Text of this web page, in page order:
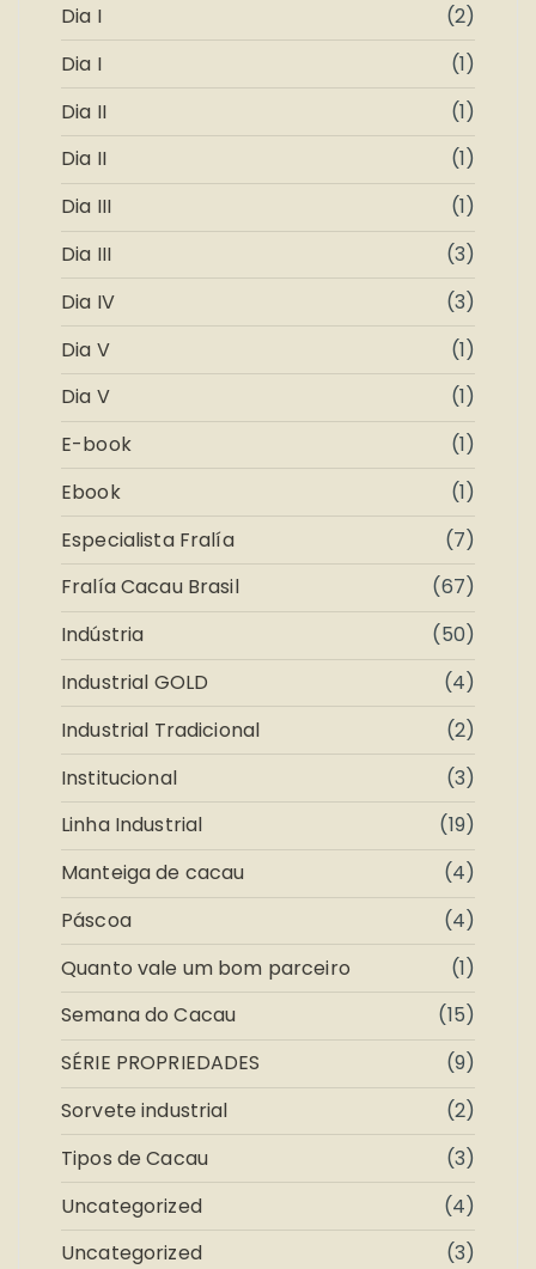
Dia I
(2)
Dia I
(1)
Dia II
(1)
Dia II
(1)
Dia III
(1)
Dia III
(3)
Dia IV
(3)
Dia V
(1)
Dia V
(1)
E-book
(1)
Ebook
(1)
Especialista Fralía
(7)
Fralía Cacau Brasil
(67)
Indústria
(50)
Industrial GOLD
(4)
Industrial Tradicional
(2)
Institucional
(3)
Linha Industrial
(19)
Manteiga de cacau
(4)
Páscoa
(4)
Quanto vale um bom parceiro
(1)
Semana do Cacau
(15)
SÉRIE PROPRIEDADES
(9)
Sorvete industrial
(2)
Tipos de Cacau
(3)
Uncategorized
(4)
Uncategorized
(3)